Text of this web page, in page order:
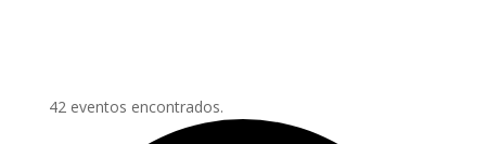
42 eventos encontrados.